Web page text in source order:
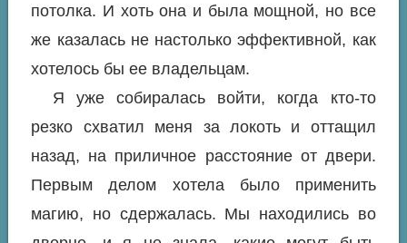
потолка. И хоть она и была мощной, но все
же казалась не настолько эффективной, как
хотелось бы ее владельцам.
Я уже собиралась войти, когда кто-то
резко схватил меня за локоть и оттащил
назад, на приличное расстояние от двери.
Первым делом хотела было применить
магию, но сдержалась. Мы находились во